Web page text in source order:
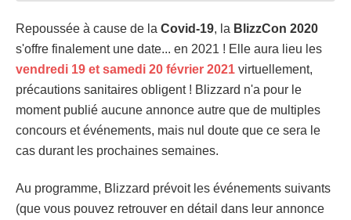
Repoussée à cause de la Covid-19, la BlizzCon 2020
s'offre finalement une date... en 2021 ! Elle aura lieu les
vendredi 19 et samedi 20 février 2021 virtuellement,
précautions sanitaires obligent ! Blizzard n'a pour le
moment publié aucune annonce autre que de multiples
concours et événements, mais nul doute que ce sera le
cas durant les prochaines semaines.
Au programme, Blizzard prévoit les événements suivants
(que vous pouvez retrouver en détail dans leur annonce